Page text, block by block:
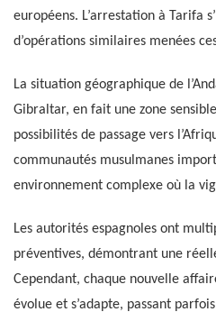
européens. L’arrestation à Tarifa
d’opérations similaires menées
La situation géographique de
Gibraltar, en fait une zone
possibilités de passage vers
communautés musulmanes
environnement complexe où la
Les autorités espagnoles ont
préventives, démontrant une
Cependant, chaque nouvelle
évolue et s’adapte, passant